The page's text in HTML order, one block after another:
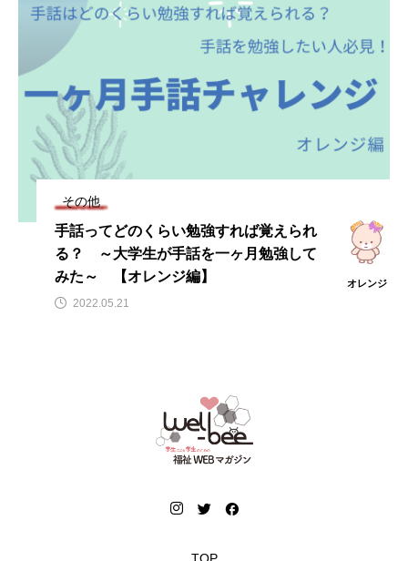
その他
手話ってどのくらい勉強すれば覚えられ
る？ ～大学生が手話を一ヶ月勉強して
みた～ 【オレンジ編】
オレンジ
2022.05.21